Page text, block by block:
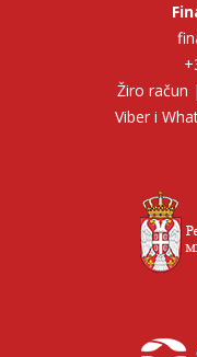
Žiro račun
Viber i